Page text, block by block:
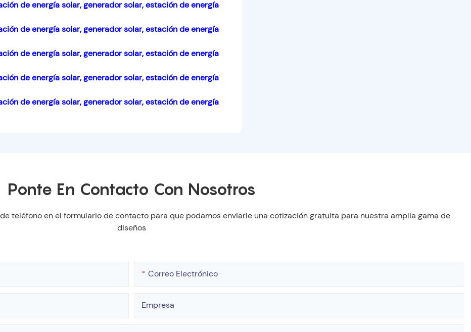
Ponte En Contacto Con Nosotros
teléfono en el formulario de contacto para que podamos enviarle una cotización gratuita para nuestra amplia gama de
diseños
Correo Electrónico
Empresa